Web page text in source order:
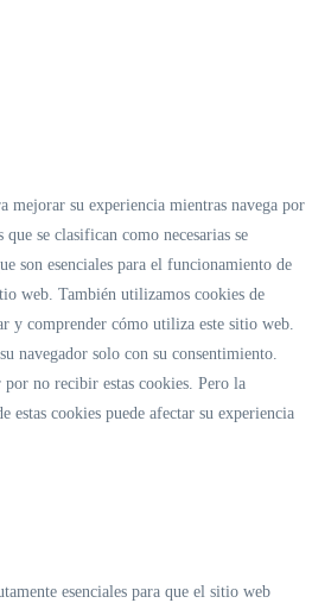
mejorar su experiencia mientras navega por
se clasifican como necesarias se
son esenciales para el funcionamiento de
web. También utilizamos cookies de
y comprender cómo utiliza este sitio web.
navegador solo con su consentimiento.
no recibir estas cookies. Pero la
estas cookies puede afectar su experiencia
esenciales para que el sitio web